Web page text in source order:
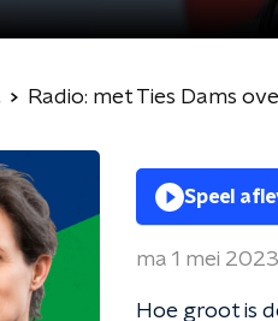
Radio: met Ties Dams
Speel
ma 1 mei 2023
Hoe groot is